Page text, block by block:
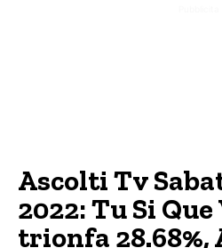
Ascolti Tv
2022: Tu Si Que
trionfa 28.68%,